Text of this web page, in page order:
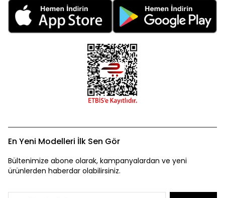
En Yeni Modelleri İlk Sen Gör
Bültenimize abone olarak, kampanyalardan ve yeni
ürünlerden haberdar olabilirsiniz.